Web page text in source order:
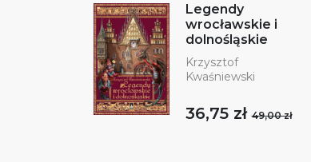
Legendy
wrocławskie i
dolnośląskie
Krzysztof
Kwaśniewski
36,75 zł49,00 zł